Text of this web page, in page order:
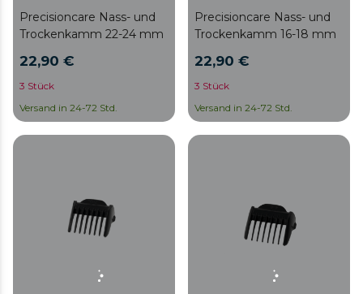
Precisioncare Nass- und
Trockenkamm 22-24 mm
22,90 €
3 Stück
Versand in 24-72 Std.
Precisioncare Nass- und
Trockenkamm 16-18 mm
22,90 €
3 Stück
Versand in 24-72 Std.